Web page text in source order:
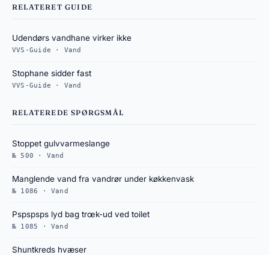
RELATERET GUIDE
Udendørs vandhane virker ikke
VVS-Guide · Vand
Stophane sidder fast
VVS-Guide · Vand
RELATEREDE SPØRGSMÅL
Stoppet gulvvarmeslange
№ 500 · Vand
Manglende vand fra vandrør under køkkenvask
№ 1086 · Vand
Pspspsps lyd bag trœk-ud ved toilet
№ 1085 · Vand
Shuntkreds hvæser